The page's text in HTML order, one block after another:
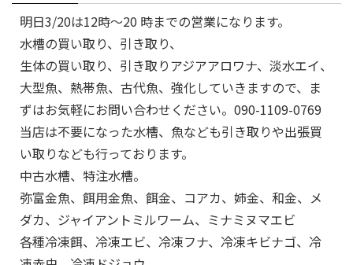
明日3/20は12時〜20 時までの営業になります。
水槽の買い取り、引き取り、
生体の買い取り、引き取りアジアアロワナ、淡水エイ、
大型魚、熱帯魚、古代魚、強化していきますので、ま
ずはお気軽にお問い合わせください。090-1109-0769
当店は不要になった水槽、魚なども引き取りや出張買
い取りなども行っております。
中古水槽、特注水槽。
弥富金魚、餌用金魚、餌金、コアカ、姉金、和金、メ
ダカ、ジャイアントミルワーム、ミナミヌマエビ
各種冷凍餌、冷凍エビ、冷凍フナ、冷凍キビナゴ、冷